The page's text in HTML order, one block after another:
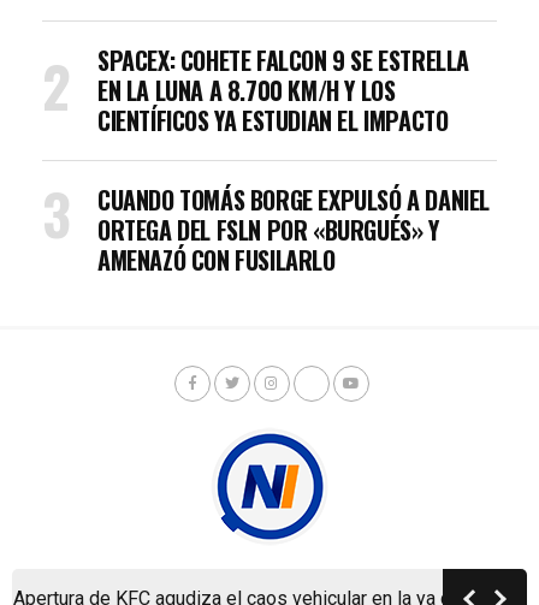
Apertura de KFC agudiza el caos vehicular en la ya colapsada
SPACEX: COHETE FALCON 9 SE ESTRELLA
EN LA LUNA A 8.700 KM/H Y LOS
CIENTÍFICOS YA ESTUDIAN EL IMPACTO
CUANDO TOMÁS BORGE EXPULSÓ A DANIEL
ORTEGA DEL FSLN POR «BURGUÉS» Y
AMENAZÓ CON FUSILARLO